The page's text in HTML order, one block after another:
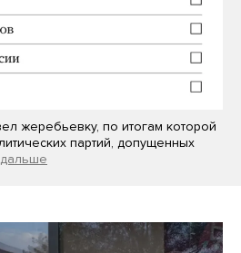
жеребьевку, по итогам которой
партий, допущенных
дальше